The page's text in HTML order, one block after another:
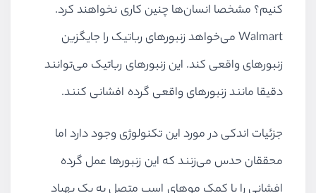
کنیم؟ مشخصا انسان‌ها چنین کاری نخواهند کرد.
Walmartمی‌خواهد زنبورهای رباتیک را جایگزین
زنبورهای واقعی کند. این زنبورهای رباتیک می‌توانند
دقیقا مانند زنبورهای واقعی گرده افشانی کنند.
جزئیات اندکی در مورد این تکنولوژی وجود دارد اما
محققان حدس می‌زنند که این زنبورها عمل گرده